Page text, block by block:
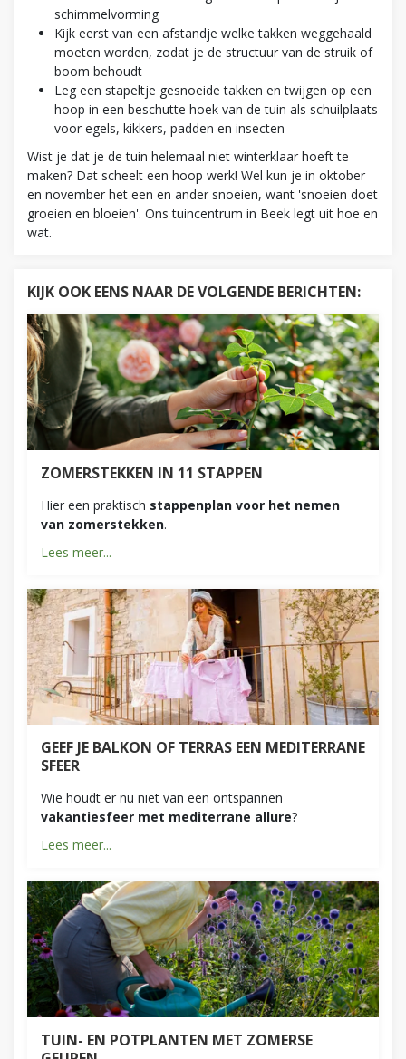
schimmelvorming
Kijk eerst van een afstandje welke takken weggehaald
moeten worden, zodat je de structuur van de struik of
boom behoudt
Leg een stapeltje gesnoeide takken en twijgen op een
hoop in een beschutte hoek van de tuin als schuilplaats
voor egels, kikkers, padden en insecten
Wist je dat je de tuin helemaal niet winterklaar hoeft te
maken? Dat scheelt een hoop werk! Wel kun je in oktober
en november het een en ander snoeien, want 'snoeien doet
groeien en bloeien'. Ons tuincentrum in Beek legt uit hoe en
wat.
KIJK OOK EENS NAAR DE VOLGENDE BERICHTEN:
ZOMERSTEKKEN IN 11 STAPPEN
Hier een praktisch stappenplan voor het nemen
van zomerstekken.
Lees meer...
GEEF JE BALKON OF TERRAS EEN MEDITERRANE
SFEER
Wie houdt er nu niet van een ontspannen
vakantiesfeer met mediterrane allure?
Lees meer...
TUIN- EN POTPLANTEN MET ZOMERSE